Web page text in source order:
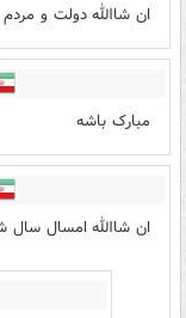
ان شاالله دولت و
مبارک باشه
ان شاالله امسال سال